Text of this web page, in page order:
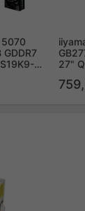
5070
27"